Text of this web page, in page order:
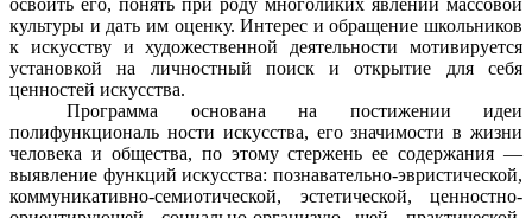
освоить его, понять при роду многоликих явлений массовой
культуры и дать им оценку. Интерес и обращение школьников
к искусству и художественной деятельности мотивируется
установкой на личностный поиск и открытие для себя
ценностей искусства.
Программа основана на постижении идеи
полифункциональ ности искусства, его значимости в жизни
человека и общества, по этому стержень ее содержания —
выявление функций искусства: познавательно-эвристической,
коммуникативно-семиотической, эстетической, ценностно-